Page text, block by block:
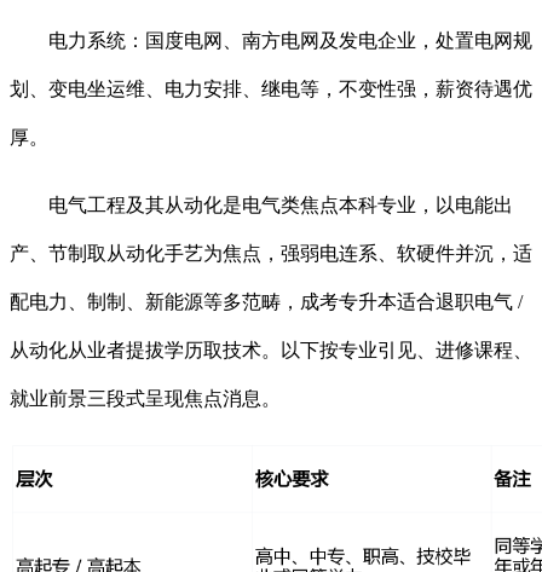
电力系统：国度电网、南方电网及发电企业，处置电网规
划、变电坐运维、电力安排、继电等，不变性强，薪资待遇优
厚。
电气工程及其从动化是电气类焦点本科专业，以电能出
产、节制取从动化手艺为焦点，强弱电连系、软硬件并沉，适
配电力、制制、新能源等多范畴，成考专升本适合退职电气 /
从动化从业者提拔学历取技术。以下按专业引见、进修课程、
就业前景三段式呈现焦点消息。